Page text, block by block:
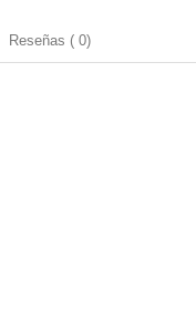
Reseñas ( 0)